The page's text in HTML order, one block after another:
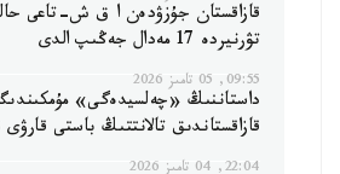
قازاقستان جۇزۋدەن ا ق ش-تاعى
تۋرنيردە 17 مەدال جەڭىپ الدى
09:55, 05 تامىز 2026
داستاننىڭ «چەلسيدەگى»
قازاقستاندىق تالانتتىڭ باستى قارۋى
22:04, 04 تامىز 2026